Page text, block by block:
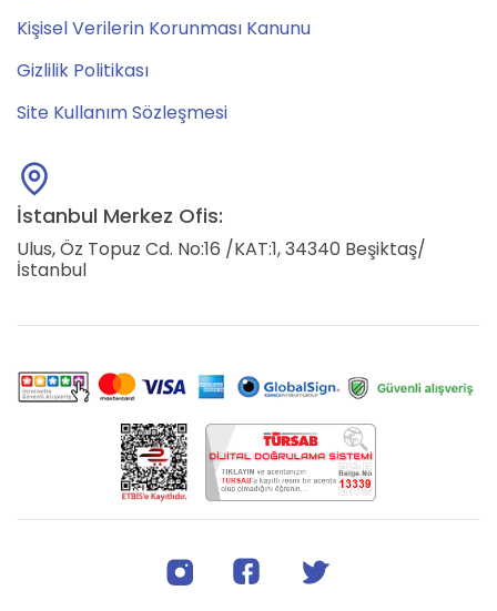
Kişisel Verilerin Korunması Kanunu
Gizlilik Politikası
Site Kullanım Sözleşmesi
İstanbul Merkez Ofis:
Ulus, Öz Topuz Cd. No:16 /KAT:1, 34340 Beşiktaş/
İstanbul